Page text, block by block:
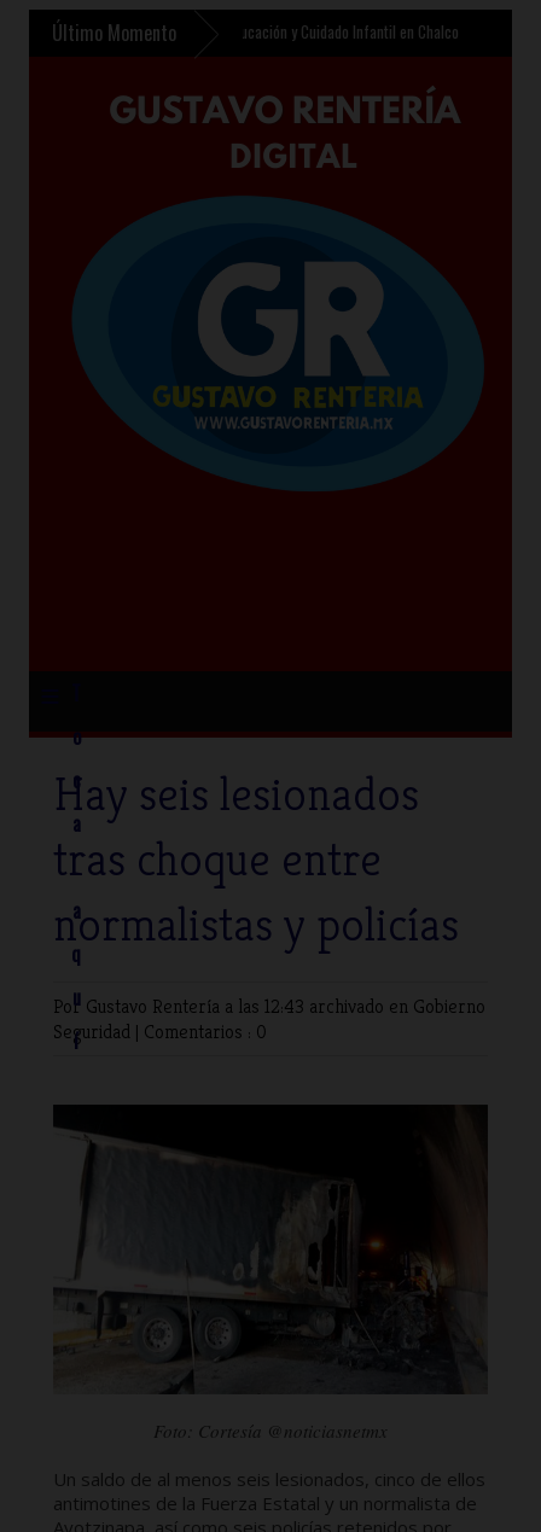
Último Momento
nuevo Centro de Educación y Cuidado Infantil en Chalco » Sheinbaum
o
c
a
a
q
u
í
Hay seis lesionados
tras choque entre
normalistas y policías
Por Gustavo Rentería a las 12:43 archivado en Gobierno
Seguridad | Comentarios : 0
Foto: Cortesía @noticiasnetmx
Un saldo de al menos seis lesionados, cinco de ellos
antimotines de la Fuerza Estatal y un normalista de
Ayotzinapa, así como seis policías retenidos por